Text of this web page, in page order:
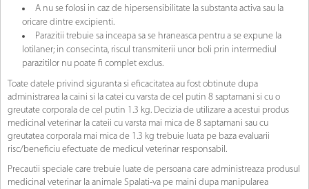
A nu se folosi in caz de hipersensibilitate la substanta activa sau la
oricare dintre excipienti.
Parazitii trebuie sa inceapa sa se hraneasca pentru a se expune la
lotilaner; in consecinta, riscul transmiterii unor boli prin intermediul
parazitilor nu poate fi complet exclus.
Toate datele privind siguranta si eficacitatea au fost obtinute dupa
administrarea la caini si la catei cu varsta de cel putin 8 saptamani si cu o
greutate corporala de cel putin 1.3 kg. Decizia de utilizare a acestui produs
medicinal veterinar la cateii cu varsta mai mica de 8 saptamani sau cu
greutatea corporala mai mica de 1.3 kg trebuie luata pe baza evaluarii
risc/beneficiu efectuate de medicul veterinar responsabil.
Precautii speciale care trebuie luate de persoana care administreaza produsul
medicinal veterinar la animale Spalati-va pe maini dupa manipularea